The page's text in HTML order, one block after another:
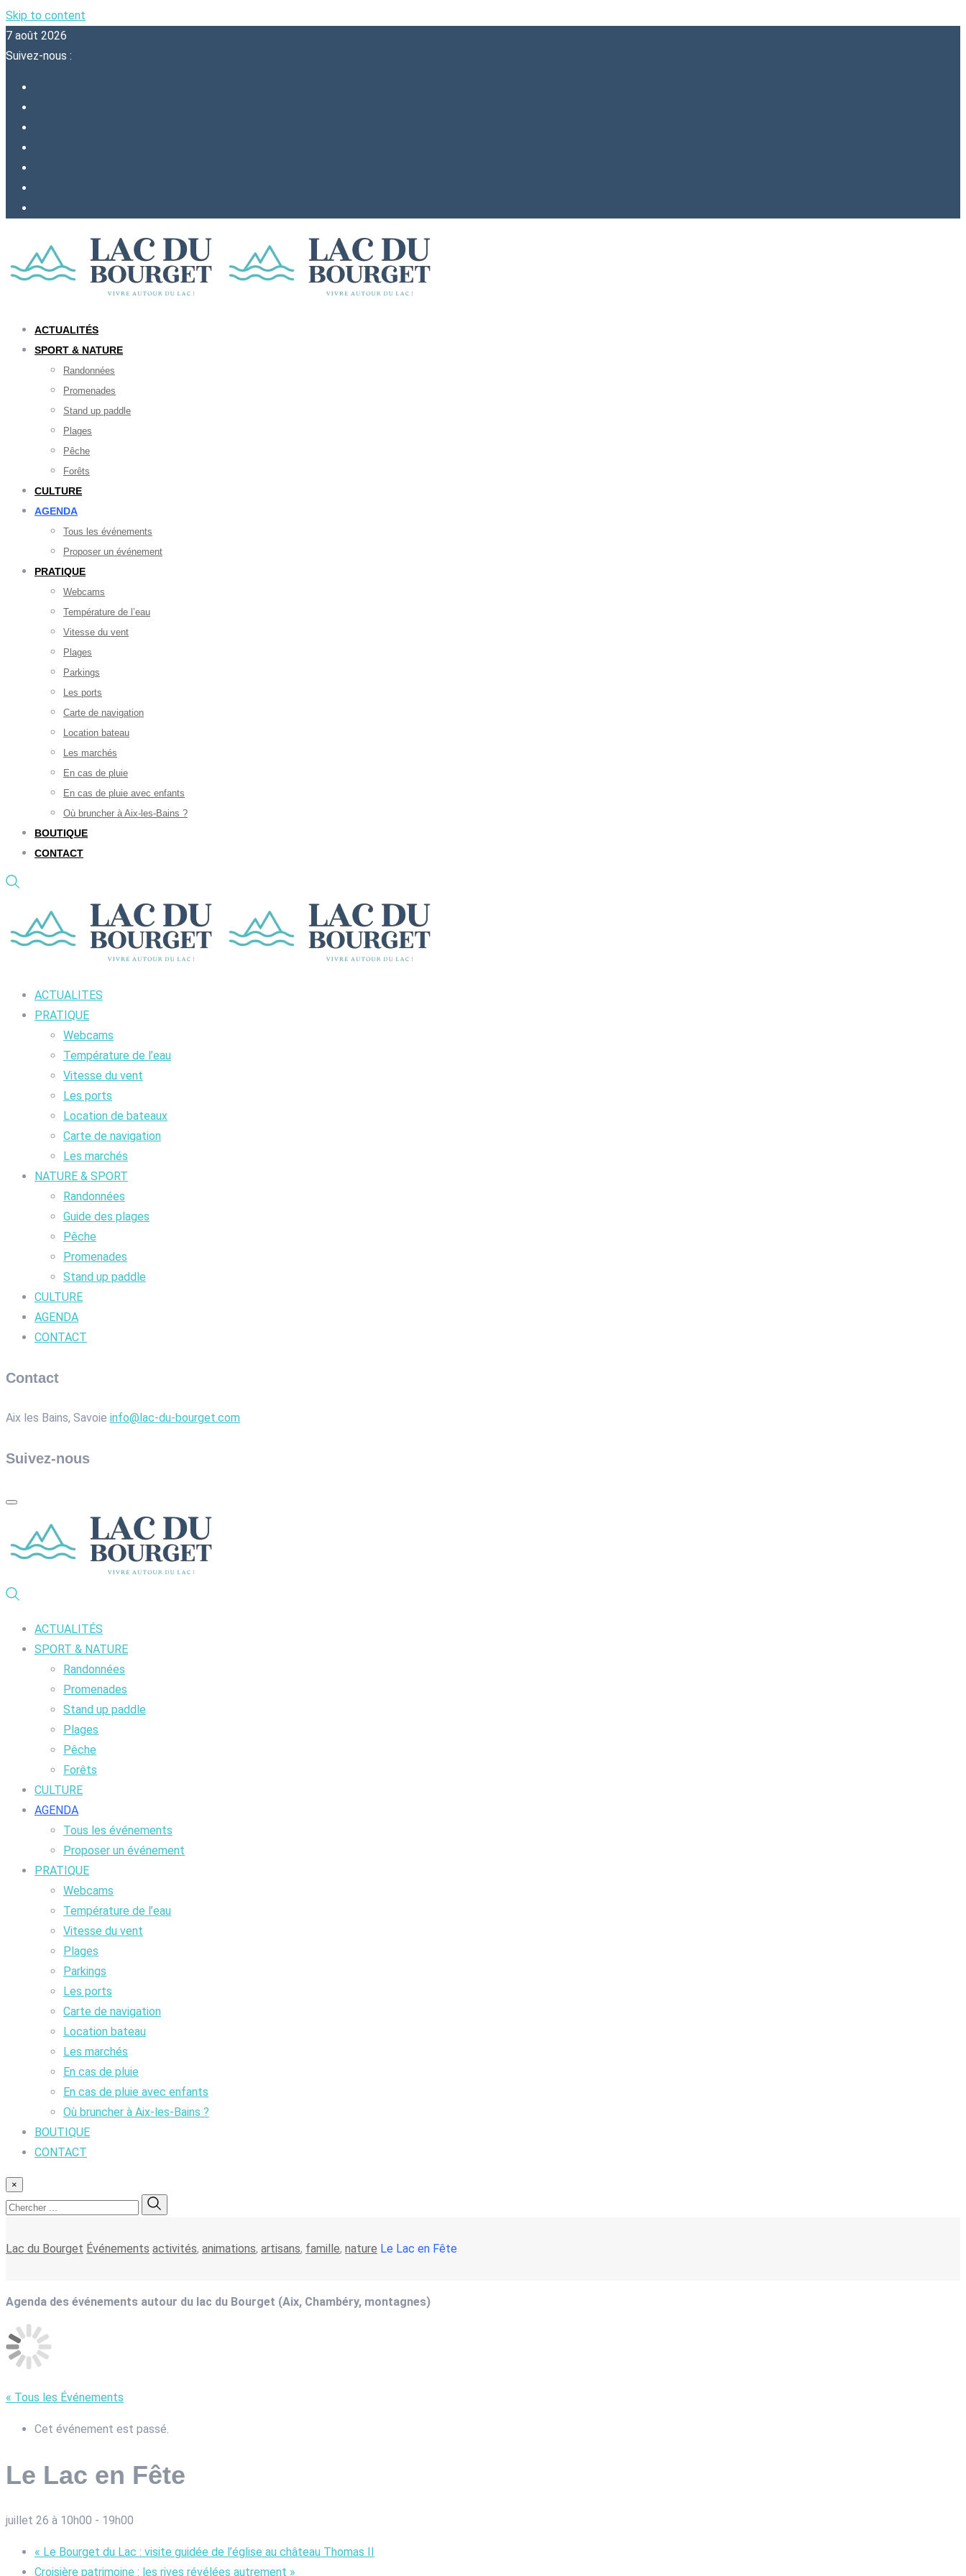
Skip to content
7 août 2026
Suivez-nous :
ACTUALITÉS
SPORT & NATURE
Randonnées
Promenades
Stand up paddle
Plages
Pêche
Forêts
CULTURE
AGENDA
Tous les événements
Proposer un événement
PRATIQUE
Webcams
Température de l’eau
Vitesse du vent
Plages
Parkings
Les ports
Carte de navigation
Location bateau
Les marchés
En cas de pluie
En cas de pluie avec enfants
Où bruncher à Aix-les-Bains ?
BOUTIQUE
CONTACT
ACTUALITES
PRATIQUE
Webcams
Température de l’eau
Vitesse du vent
Les ports
Location de bateaux
Carte de navigation
Les marchés
NATURE & SPORT
Randonnées
Guide des plages
Pêche
Promenades
Stand up paddle
CULTURE
AGENDA
CONTACT
Contact
Aix les Bains, Savoie info@lac-du-bourget.com
Suivez-nous
ACTUALITÉS
SPORT & NATURE
Randonnées
Promenades
Stand up paddle
Plages
Pêche
Forêts
CULTURE
AGENDA
Tous les événements
Proposer un événement
PRATIQUE
Webcams
Température de l’eau
Vitesse du vent
Plages
Parkings
Les ports
Carte de navigation
Location bateau
Les marchés
En cas de pluie
En cas de pluie avec enfants
Où bruncher à Aix-les-Bains ?
BOUTIQUE
CONTACT
×
Lac du Bourget Événements activités, animations, artisans, famille, nature Le Lac en Fête
Agenda des événements autour du lac du Bourget (Aix, Chambéry, montagnes)
« Tous les Événements
Cet événement est passé.
Le Lac en Fête
juillet 26 à 10h00 - 19h00
« Le Bourget du Lac : visite guidée de l’église au château Thomas II
Croisière patrimoine : les rives révélées autrement »